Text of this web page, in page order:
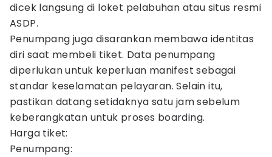
dicek langsung di loket pelabuhan atau situs resmi
ASDP.
Penumpang juga disarankan membawa identitas
diri saat membeli tiket. Data penumpang
diperlukan untuk keperluan manifest sebagai
standar keselamatan pelayaran. Selain itu,
pastikan datang setidaknya satu jam sebelum
keberangkatan untuk proses boarding.
Harga tiket:
Penumpang: